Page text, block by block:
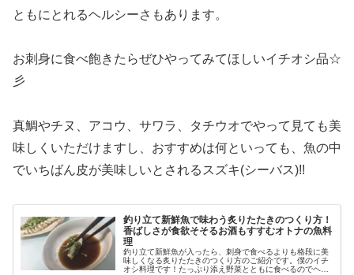
ともにとれるヘルシーさもあります。
お刺身に食べ飽きたらぜひやってみてほしいイチオシ品☆
彡
真鯛やチヌ、アコウ、サワラ、タチウオでやって見ても美
味しくいただけますし、おすすめは何といっても、魚の中
でいちばん皮が美味しいとされるスズキ(シーバス)!!
釣り立て新鮮魚で味わう炙りたたきのつくり方！
香ばしさが食欲そそるお酒もすすむオトナの魚料
理
釣り立て新鮮魚が入ったら、刺身で食べるよりも格段に美
味しくなる炙りたたきのつくり方のご紹介です。僕のイチ
オシ料理です！たっぷり添え野菜とともに食べるのでヘル